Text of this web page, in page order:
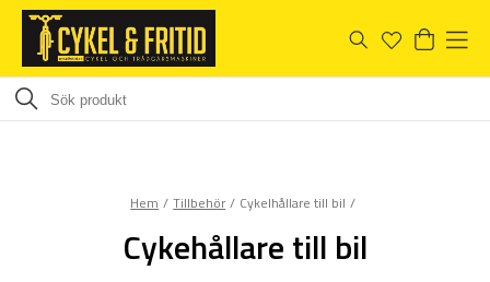
Hem Tillbehör Cykelhållare till bil
Cykehållare till bil